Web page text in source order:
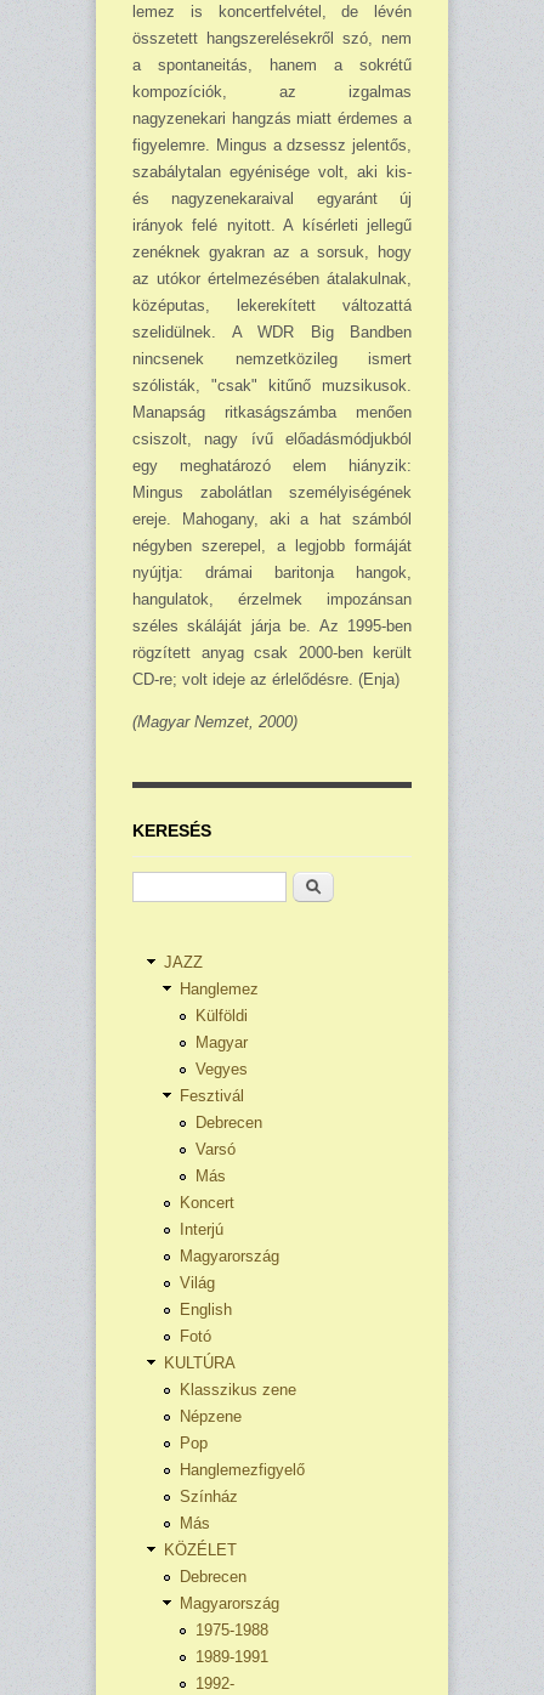
lemez is koncertfelvétel, de lévén
összetett hangszerelésekről szó, nem
a spontaneitás, hanem a sokrétű
kompozíciók, az izgalmas
nagyzenekari hangzás miatt érdemes a
figyelemre. Mingus a dzsessz jelentős,
szabálytalan egyénisége volt, aki kis-
és nagyzenekaraival egyaránt új
irányok felé nyitott. A kísérleti jellegű
zenéknek gyakran az a sorsuk, hogy
az utókor értelmezésében átalakulnak,
középutas, lekerekített változattá
szelidülnek. A WDR Big Bandben
nincsenek nemzetközileg ismert
szólisták, "csak" kitűnő muzsikusok.
Manapság ritkaságszámba menően
csiszolt, nagy ívű előadásmódjukból
egy meghatározó elem hiányzik:
Mingus zabolátlan személyiségének
ereje. Mahogany, aki a hat számból
négyben szerepel, a legjobb formáját
nyújtja: drámai baritonja hangok,
hangulatok, érzelmek impozánsan
széles skáláját járja be. Az 1995-ben
rögzített anyag csak 2000-ben került
CD-re; volt ideje az érlelődésre. (Enja)
(Magyar Nemzet, 2000)
KERESÉS
Keresés
JAZZ
Hanglemez
Külföldi
Magyar
Vegyes
Fesztivál
Debrecen
Varsó
Más
Koncert
Interjú
Magyarország
Világ
English
Fotó
KULTÚRA
Klasszikus zene
Népzene
Pop
Hanglemezfigyelő
Színház
Más
KÖZÉLET
Debrecen
Magyarország
1975-1988
1989-1991
1992-